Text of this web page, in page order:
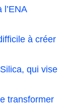
à créer
qui vise
transformer